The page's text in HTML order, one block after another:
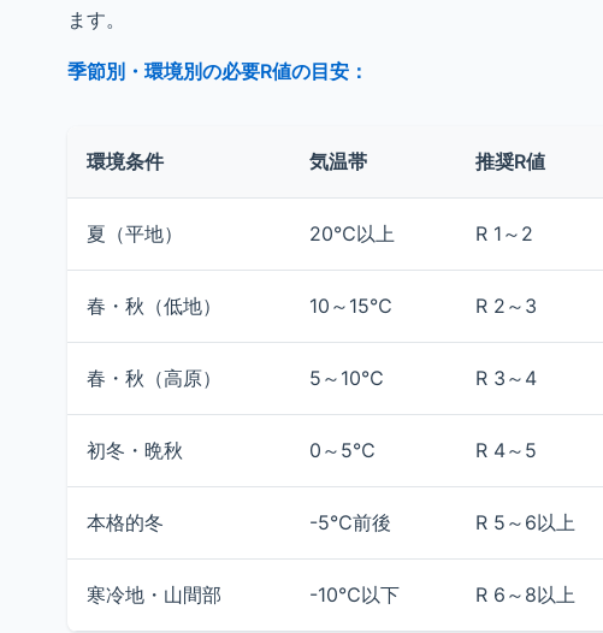
ます。
季節別・環境別の必要R値の目安：
環境条件 気温帯 推奨R値
夏（平地） 20℃以上 R 1～2
春・秋（低地） 10～15℃ R 2～3
春・秋（高原） 5～10℃ R 3～4
初冬・晩秋 0～5℃ R 4～5
本格的冬 -5℃前後 R 5～6以上
寒冷地・山間部 -10℃以下 R 6～8以上